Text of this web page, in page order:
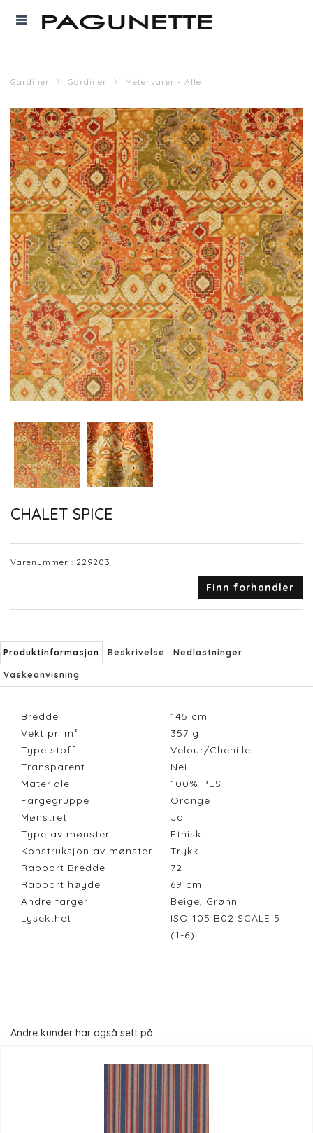
Gardiner Gardiner Metervarer - Alle
CHALET SPICE
Varenummer : 229203
Finn forhandler
Produktinformasjon Beskrivelse Nedlastninger
Vaskeanvisning
Bredde 145 cm
Vekt pr. m²
357 g
Type stoff
Velour/Chenille
Transparent
Nei
Materiale
100% PES
Fargegruppe
Orange
Mønstret
Ja
Type av mønster
Etnisk
Konstruksjon av mønster
Trykk
Rapport Bredde
72
Rapport høyde
69 cm
Andre farger
Beige, Grønn
Lysekthet
ISO 105 B02 SCALE 5
(1-6)
Andre kunder har også sett på